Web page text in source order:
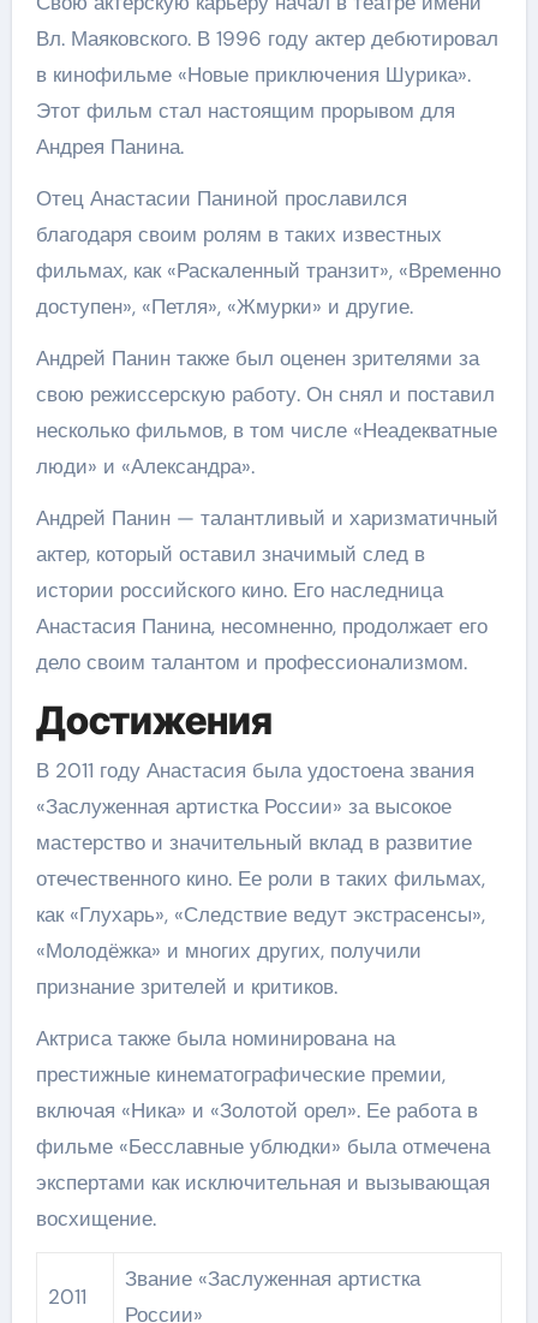
Вл. Маяковского. В 1996 году актер дебютировал
в кинофильме «Новые приключения Шурика».
Этот фильм стал настоящим прорывом для
Андрея Панина.
Отец Анастасии Паниной прославился
благодаря своим ролям в таких известных
фильмах, как «Раскаленный транзит», «Временно
доступен», «Петля», «Жмурки» и другие.
Андрей Панин также был оценен зрителями за
свою режиссерскую работу. Он снял и поставил
несколько фильмов, в том числе «Неадекватные
люди» и «Александра».
Андрей Панин — талантливый и харизматичный
актер, который оставил значимый след в
истории российского кино. Его наследница
Анастасия Панина, несомненно, продолжает его
дело своим талантом и профессионализмом.
Достижения
В 2011 году Анастасия была удостоена звания
«Заслуженная артистка России» за высокое
мастерство и значительный вклад в развитие
отечественного кино. Ее роли в таких фильмах,
как «Глухарь», «Следствие ведут экстрасенсы»,
«Молодёжка» и многих других, получили
признание зрителей и критиков.
Актриса также была номинирована на
престижные кинематографические премии,
включая «Ника» и «Золотой орел». Ее работа в
фильме «Бесславные ублюдки» была отмечена
экспертами как исключительная и вызывающая
восхищение.
2011
Звание «Заслуженная артистка
России»